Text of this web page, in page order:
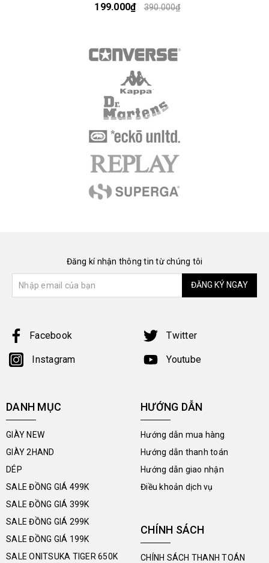
199.000₫ 390.000₫
Đăng kí nhận thông tin từ chúng tôi
ĐĂNG KÝ NGAY
Facebook Twitter
Instagram Youtube
DANH MỤC
GIÀY NEW
GIÀY 2HAND
DÉP
SALE ĐỒNG GIÁ 499K
SALE ĐỒNG GIÁ 399K
SALE ĐỒNG GIÁ 299K
SALE ĐỒNG GIÁ 199K
SALE ONITSUKA TIGER 650K
HƯỚNG DẪN
Hướng dẫn mua hàng
Hướng dẫn thanh toán
Hướng dẫn giao nhận
Điều khoản dịch vụ
CHÍNH SÁCH
CHÍNH SÁCH THANH TOÁN